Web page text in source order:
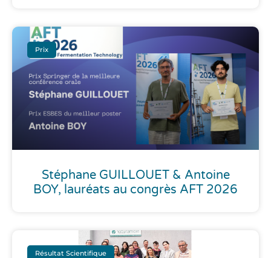
Prix
Stéphane GUILLOUET & Antoine
BOY, lauréats au congrès AFT 2026
Résultat Scientifique